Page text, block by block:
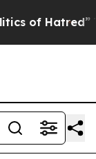
of Hatred” The